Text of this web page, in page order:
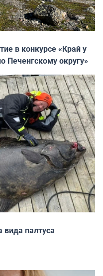
в конкурсе «Край у
Печенгскому округу»
палтуса